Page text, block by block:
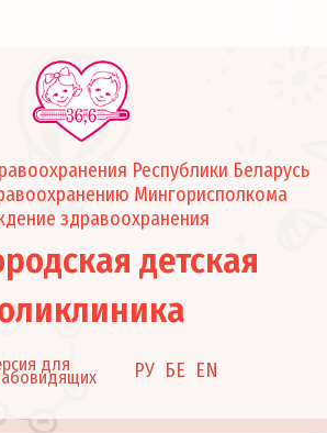
Республики Беларусь
Мингорисполкома
здравоохранения
детская
для РУ БЕ EN